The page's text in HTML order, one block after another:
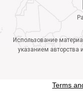
Использование
указанием авторства
Terms